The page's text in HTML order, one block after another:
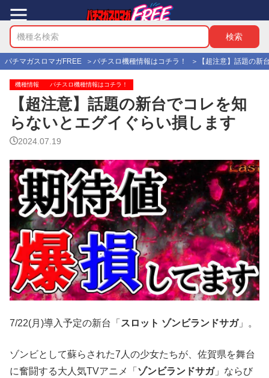
パチマガスロマガFREE パチスロ機種情報はコチラ！ 【超注意】話題の新
機種情報 パチスロ機種情報はコチラ！
【超注意】話題の新台でコレを知
らないとエグイぐらい損します
2024.07.19
7/22(月)導入予定の新台「 スロット ゾンビランドサガ」。
ゾンビとして蘇らされた7人の少女たちが、佐賀県を舞台
に奮闘する大人気TVアニメ「 ゾンビランドサガ」ならび